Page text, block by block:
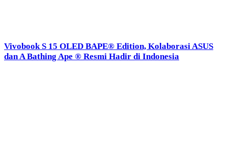
Vivobook S 15 OLED BAPE® Edition, Kolaborasi ASUS
dan A Bathing Ape ® Resmi Hadir di Indonesia